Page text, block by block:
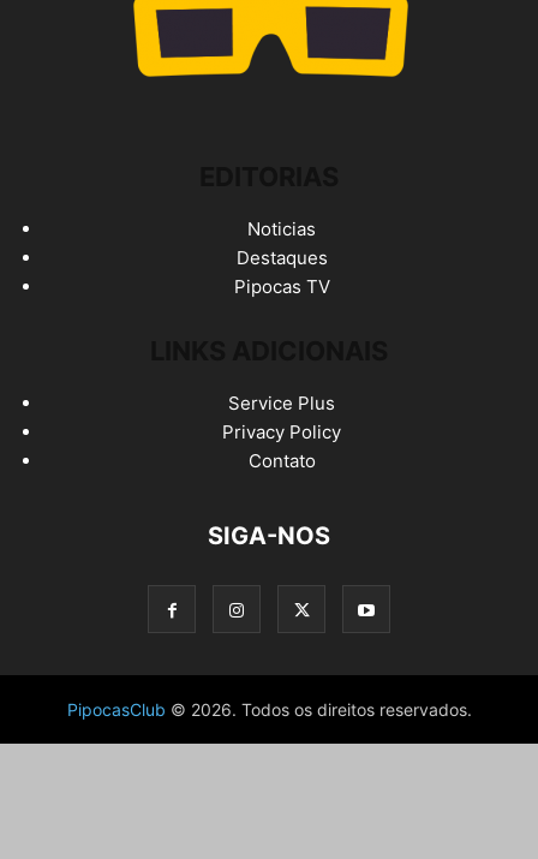
Noticias
Destaques
Pipocas TV
Service Plus
Privacy Policy
Contato
SIGA-NOS
PipocasClub © 2026. Todos os direitos reservados.